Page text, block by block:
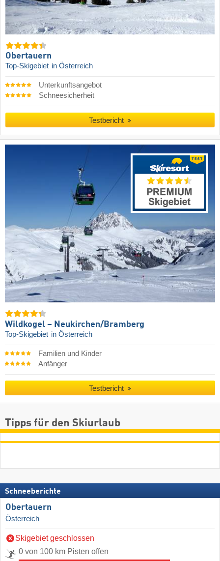
Obertauern
Top-Skigebiet in Österreich
Unterkunftsangebot
Schneesicherheit
Testbericht
Wildkogel – Neukirchen/​Bramberg
Top-Skigebiet in Österreich
Familien und Kinder
Anfänger
Testbericht
Tipps für den Skiurlaub
Schneeberichte
Obertauern
Österreich
Skigebiet geschlossen
0 von 100 km Pisten offen